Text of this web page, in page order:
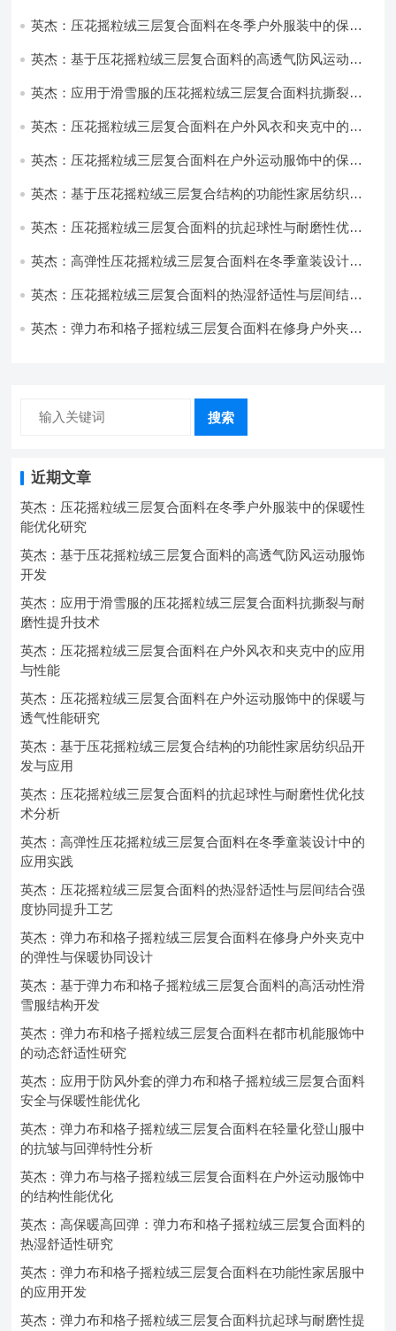
英杰：压花摇粒绒三层复合面料在冬季户外服装中的保暖
英杰：基于压花摇粒绒三层复合面料的高透气防风运动服
英杰：应用于滑雪服的压花摇粒绒三层复合面料抗撕裂与
英杰：压花摇粒绒三层复合面料在户外风衣和夹克中的应
英杰：压花摇粒绒三层复合面料在户外运动服饰中的保暖
英杰：基于压花摇粒绒三层复合结构的功能性家居纺织品
英杰：压花摇粒绒三层复合面料的抗起球性与耐磨性优化
英杰：高弹性压花摇粒绒三层复合面料在冬季童装设计中
英杰：压花摇粒绒三层复合面料的热湿舒适性与层间结合
英杰：弹力布和格子摇粒绒三层复合面料在修身户外夹克
搜索
近期文章
英杰：压花摇粒绒三层复合面料在冬季户外服装中的保暖性
能优化研究
英杰：基于压花摇粒绒三层复合面料的高透气防风运动服饰
开发
英杰：应用于滑雪服的压花摇粒绒三层复合面料抗撕裂与耐
磨性提升技术
英杰：压花摇粒绒三层复合面料在户外风衣和夹克中的应用
与性能
英杰：压花摇粒绒三层复合面料在户外运动服饰中的保暖与
透气性能研究
英杰：基于压花摇粒绒三层复合结构的功能性家居纺织品开
发与应用
英杰：压花摇粒绒三层复合面料的抗起球性与耐磨性优化技
术分析
英杰：高弹性压花摇粒绒三层复合面料在冬季童装设计中的
应用实践
英杰：压花摇粒绒三层复合面料的热湿舒适性与层间结合强
度协同提升工艺
英杰：弹力布和格子摇粒绒三层复合面料在修身户外夹克中
的弹性与保暖协同设计
英杰：基于弹力布和格子摇粒绒三层复合面料的高活动性滑
雪服结构开发
英杰：弹力布和格子摇粒绒三层复合面料在都市机能服饰中
的动态舒适性研究
英杰：应用于防风外套的弹力布和格子摇粒绒三层复合面料
安全与保暖性能优化
英杰：弹力布和格子摇粒绒三层复合面料在轻量化登山服中
的抗皱与回弹特性分析
英杰：弹力布与格子摇粒绒三层复合面料在户外运动服饰中
的结构性能优化
英杰：高保暖高回弹：弹力布和格子摇粒绒三层复合面料的
热湿舒适性研究
英杰：弹力布和格子摇粒绒三层复合面料在功能性家居服中
的应用开发
英杰：弹力布和格子摇粒绒三层复合面料抗起球与耐磨性提